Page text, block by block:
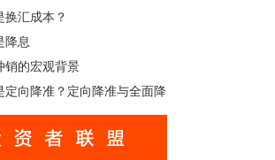
换汇成本？
降息
销的宏观背景
定向降准？定向降准与全面降
别